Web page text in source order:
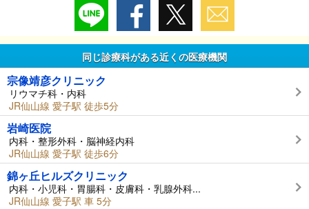
同じ診療科がある近くの医療機関
宗像靖彦クリニック
リウマチ科・内科
JR仙山線 愛子駅 徒歩5分
岩崎医院
内科・整形外科・脳神経内科
JR仙山線 愛子駅 徒歩6分
錦ヶ丘ヒルズクリニック
内科・小児科・胃腸科・皮膚科・乳腺外科...
JR仙山線 愛子駅 車 5分